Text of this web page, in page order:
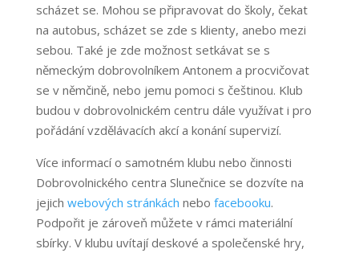
scházet se. Mohou se připravovat do školy, čekat
na autobus, scházet se zde s klienty, anebo mezi
sebou. Také je zde možnost setkávat se s
německým dobrovolníkem Antonem a procvičovat
se v němčině, nebo jemu pomoci s češtinou. Klub
budou v dobrovolnickém centru dále využívat i pro
pořádání vzdělávacích akcí a konání supervizí.
Více informací o samotném klubu nebo činnosti
Dobrovolnického centra Slunečnice se dozvíte na
jejich webových stránkách nebo facebooku.
Podpořit je zároveň můžete v rámci materiální
sbírky. V klubu uvítají deskové a společenské hry,